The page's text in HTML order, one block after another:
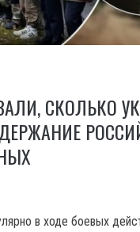
СКОЛЬКО
в ходе боевых